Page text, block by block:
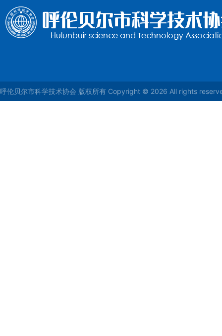
呼伦贝尔市科学技术协会 版权所有 Copyright © 2026 All rights